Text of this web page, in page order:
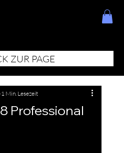
ZUR PAGE
Professional
1 Min. Lesezeit